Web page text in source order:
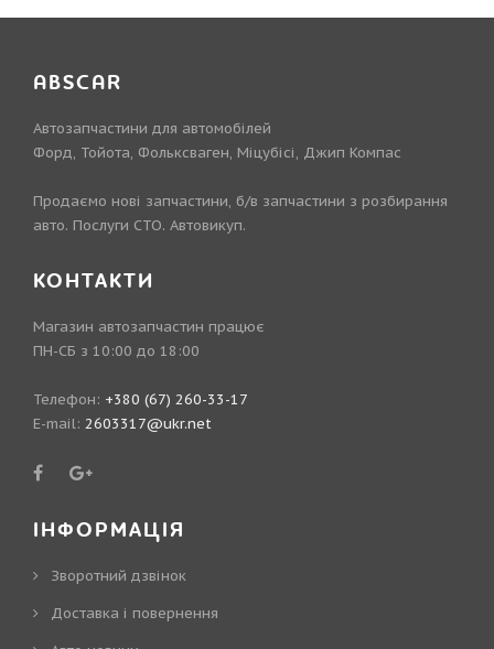
ABSCAR
Автозапчастини для автомобілей
Форд, Тойота, Фольксваген, Міцубісі, Джип Компас
Продаємо нові запчастини, б/в запчастини з розбирання
авто. Послуги СТО. Автовикуп.
КОНТАКТИ
Магазин автозапчастин працює
ПН-СБ з 10:00 до 18:00
Телефон: +380 (67) 260-33-17
E-mail: 2603317@ukr.net
ІНФОРМАЦІЯ
Зворотний дзвінок
Доставка і повернення